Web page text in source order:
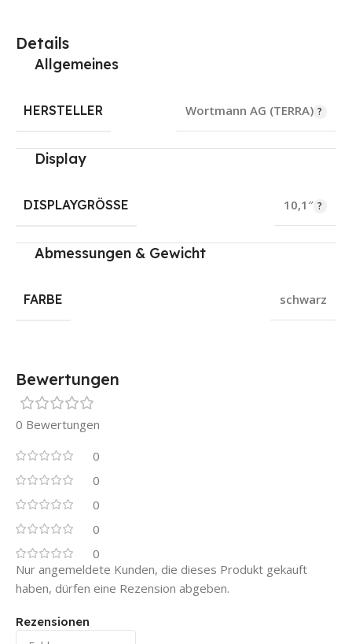
Details
Allgemeines
HERSTELLER Wortmann AG (TERRA)
Display
DISPLAYGRÖSSE 10,1″
Abmessungen & Gewicht
FARBE schwarz
Bewertungen
0 Bewertungen
0
0
0
0
0
Rezensionen
Nur angemeldete Kunden, die dieses Produkt gekauft
haben, dürfen eine Rezension abgeben.